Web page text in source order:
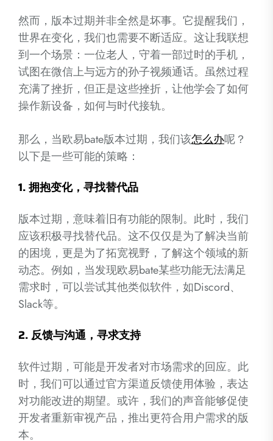
然而，版本过期并非全然是坏事。它提醒我们，
世界在变化，我们也需要不断适应。这让我联想
到一个场景：一位老人，守着一部过时的手机，
试图在微信上与远方的孙子视频通话。虽然过程
充满了挫折，但正是这些挫折，让他学会了如何
操作新设备，如何与时代接轨。
那么，当欧易bate版本过期，我们该怎么办呢？
以下是一些可能的策略：
1.拥抱变化，寻找替代品
版本过期，意味着旧有功能的限制。此时，我们
应该积极寻找替代品。这不仅仅是为了解决当前
的困境，更是为了拓宽视野，了解这个领域的新
动态。例如，当发现欧易bate某些功能无法满足
需求时，可以尝试其他类似软件，如Discord、
Slack等。
2.反馈与沟通，寻求支持
软件过期，可能是开发者对市场需求的回应。此
时，我们可以通过官方渠道反馈使用体验，表达
对功能改进的期望。或许，我们的声音能够促使
开发者重新审视产品，推出更符合用户需求的版
本。